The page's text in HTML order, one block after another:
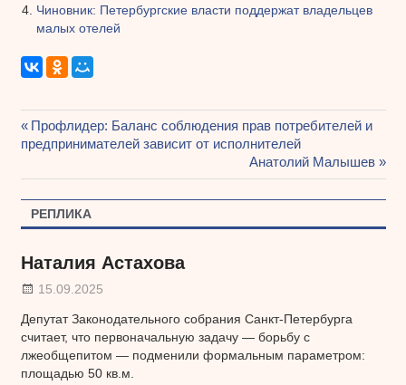
Чиновник: Петербургские власти поддержат владельцев
малых отелей
Навигация
по
записям
Предыдущая
запись:
Профлидер: Баланс соблюдения прав потребителей и
предпринимателей зависит от исполнителей
Следующая
запись:
Анатолий Малышев
РЕПЛИКА
Наталия Астахова
15.09.2025
Депутат Законодательного собрания Санкт-Петербурга
считает, что первоначальную задачу — борьбу с
лжеобщепитом — подменили формальным параметром:
площадью 50 кв.м.